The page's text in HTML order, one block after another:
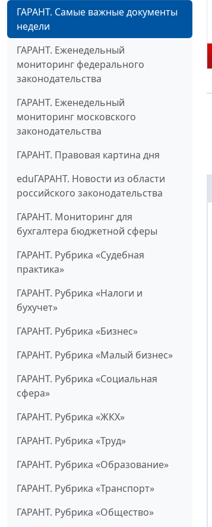
ГАРАНТ. Самые важные документы
недели
ГАРАНТ. Еженедельный
мониторинг федерального
законодательства
ГАРАНТ. Еженедельный
мониторинг московского
законодательства
ГАРАНТ. Правовая картина дня
eduГАРАНТ. Новости из области
российского законодательства
ГАРАНТ. Мониторинг для
бухгалтера бюджетной сферы
ГАРАНТ. Рубрика «Судебная
практика»
ГАРАНТ. Рубрика «Налоги и
бухучет»
ГАРАНТ. Рубрика «Бизнес»
ГАРАНТ. Рубрика «Малый бизнес»
ГАРАНТ. Рубрика «Социальная
сфера»
ГАРАНТ. Рубрика «ЖКХ»
ГАРАНТ. Рубрика «Труд»
ГАРАНТ. Рубрика «Образование»
ГАРАНТ. Рубрика «Транспорт»
ГАРАНТ. Рубрика «Общество»